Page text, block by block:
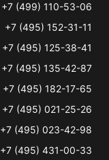
+7 (499) 110-53-06
+7 (495) 152-31-11
+7 (495) 125-38-41
+7 (495) 135-42-87
+7 (495) 182-17-65
+7 (495) 021-25-26
+7 (495) 023-42-98
+7 (495) 431-00-33